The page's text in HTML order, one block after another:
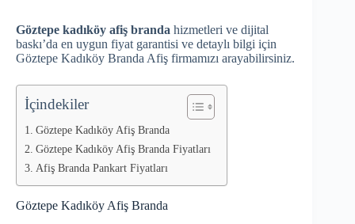
Göztepe kadıköy afiş branda hizmetleri ve dijital
baskı’da en uygun fiyat garantisi ve detaylı bilgi için
Göztepe Kadıköy Branda Afiş firmamızı arayabilirsiniz.
İçindekiler
Göztepe Kadıköy Afiş Branda
Göztepe Kadıköy Afiş Branda Fiyatları
Afiş Branda Pankart Fiyatları
Göztepe Kadıköy Afiş Branda